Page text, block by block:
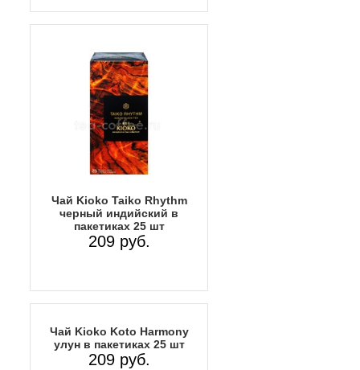
Чай Kioko Taiko Rhythm
черный индийский в
пакетиках 25 шт
209 руб.
Чай Kioko Koto Harmony
улун в пакетиках 25 шт
209 руб.